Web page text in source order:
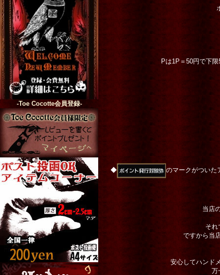
-Toe Cocotte会員登録-
Pは1P＝50円で下
◆ のマークがついた
当店
それ
ですから当
安心してハンド
万